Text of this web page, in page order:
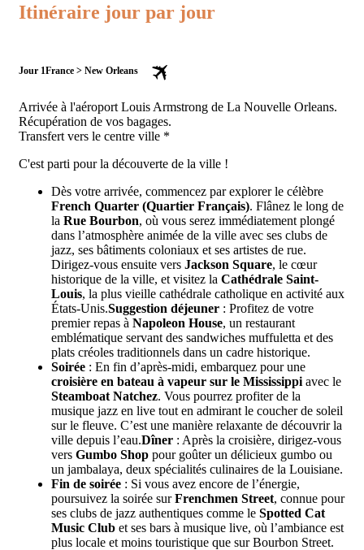
Itinéraire jour par jour
Jour 1France > New Orleans
Arrivée à l'aéroport Louis Armstrong de La Nouvelle Orleans.
Récupération de vos bagages.
Transfert vers le centre ville *
C'est parti pour la découverte de la ville !
Dès votre arrivée, commencez par explorer le célèbre
French Quarter (Quartier Français). Flânez le long de
la Rue Bourbon, où vous serez immédiatement plongé
dans l’atmosphère animée de la ville avec ses clubs de
jazz, ses bâtiments coloniaux et ses artistes de rue.
Dirigez-vous ensuite vers Jackson Square, le cœur
historique de la ville, et visitez la Cathédrale Saint-
Louis, la plus vieille cathédrale catholique en activité aux
États-Unis.Suggestion déjeuner : Profitez de votre
premier repas à Napoleon House, un restaurant
emblématique servant des sandwiches muffuletta et des
plats créoles traditionnels dans un cadre historique.
Soirée : En fin d’après-midi, embarquez pour une
croisière en bateau à vapeur sur le Mississippi avec le
Steamboat Natchez. Vous pourrez profiter de la
musique jazz en live tout en admirant le coucher de soleil
sur le fleuve. C’est une manière relaxante de découvrir la
ville depuis l’eau.Dîner : Après la croisière, dirigez-vous
vers Gumbo Shop pour goûter un délicieux gumbo ou
un jambalaya, deux spécialités culinaires de la Louisiane.
Fin de soirée : Si vous avez encore de l’énergie,
poursuivez la soirée surFrenchmen Street, connue pour
ses clubs de jazz authentiques comme le Spotted Cat
Music Club et ses bars à musique live, où l’ambiance est
plus locale et moins touristique que sur Bourbon Street.